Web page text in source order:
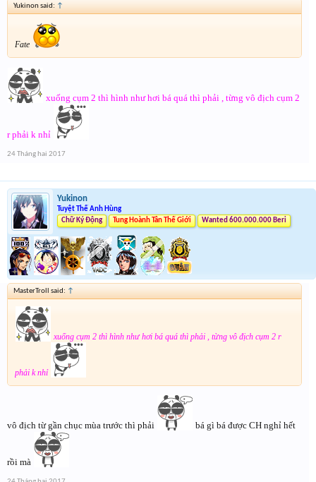
Yukinon said: ↑
Fate
xuống cụm 2 thì hình như hơi bá quá thì phải , từng vô địch cụm 2
r phải k nhỉ
24 Tháng hai 2017
Yukinon
Tuyệt Thế Anh Hùng
Chữ Ký Động
Tung Hoành Tân Thế Giới Wanted 600.000.000 Beri
MasterTroll said: ↑
xuống cụm 2 thì hình như hơi bá quá thì phải , từng vô địch cụm 2 r
phải k nhỉ
vô địch từ gần chục mùa trước thì phải bá gì bá được CH nghỉ hết
rồi mà